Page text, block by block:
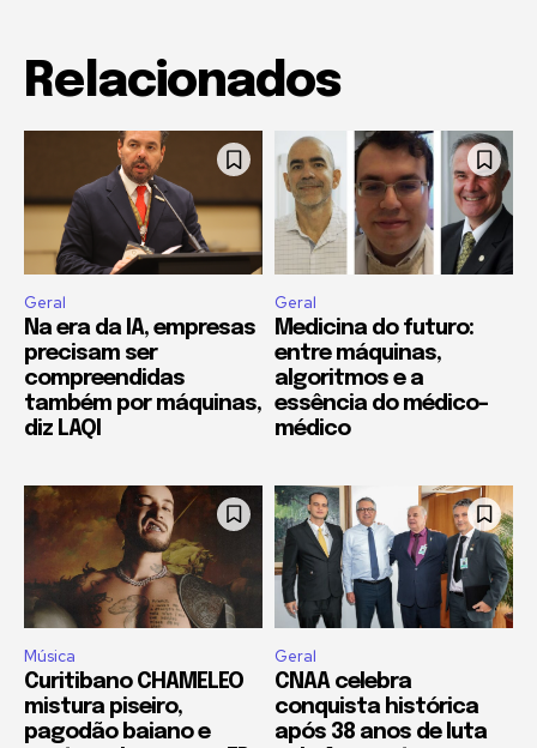
Relacionados
Geral
Na era da IA, empresas
precisam ser
compreendidas
também por máquinas,
diz LAQI
Geral
Medicina do futuro:
entre máquinas,
algoritmos e a
essência do médico-
médico
Música
Curitibano CHAMELEO
mistura piseiro,
pagodão baiano e
Geral
CNAA celebra
conquista histórica
após 38 anos de luta